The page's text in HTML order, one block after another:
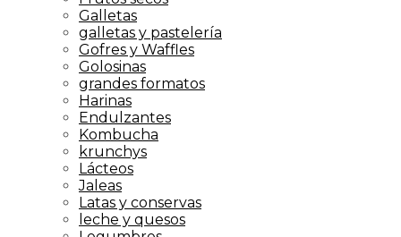
Galletas
galletas y pastelería
Gofres y Waffles
Golosinas
grandes formatos
Harinas
Endulzantes
Kombucha
krunchys
Lácteos
Jaleas
Latas y conservas
leche y quesos